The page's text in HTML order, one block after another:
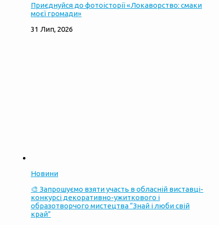
Приєднуйся до фотоісторії «Локаворство: смаки
моєї громади»
31 Лип, 2026
Новини
🎨 Запрошуємо взяти участь в обласній виставці-
конкурсі декоративно-ужиткового і
образотворчого мистецтва “Знай і люби свій
край”